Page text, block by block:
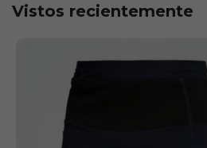
Vistos recientemente